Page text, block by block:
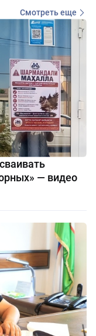
Смотреть еще
— видео